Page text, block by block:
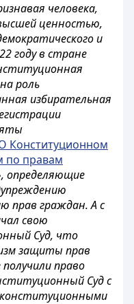
человека,
ценностью,
и
году в стране
роль
избирательная
Конституционном
по правам
определяющие
прав граждан. А с
свою
Суд, что
защиты прав
право
Суд с